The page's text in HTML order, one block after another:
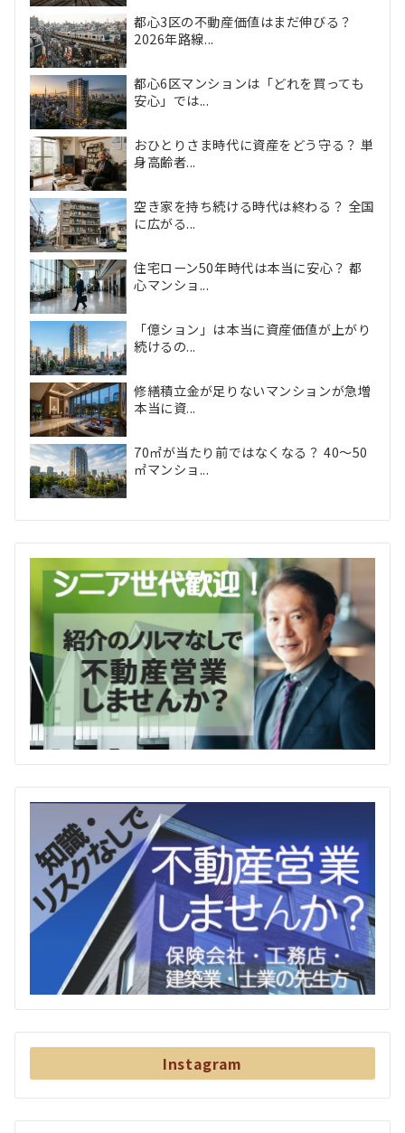
都心3区の不動産価値はまだ伸びる？
2026年路線...
都心6区マンションは「どれを買っても
安心」では...
おひとりさま時代に資産をどう守る？ 単
身高齢者...
空き家を持ち続ける時代は終わる？ 全国
に広がる...
住宅ローン50年時代は本当に安心？ 都
心マンショ...
「億ション」は本当に資産価値が上がり
続けるの...
修繕積立金が足りないマンションが急増
本当に資...
70㎡が当たり前ではなくなる？ 40〜50
㎡マンショ...
Instagram